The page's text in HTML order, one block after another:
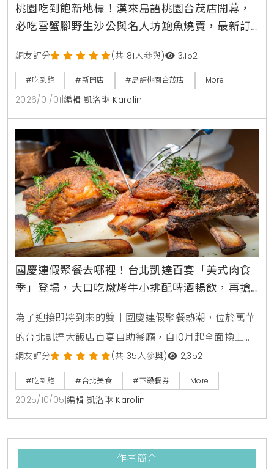
桃園吃到飽新地標！漢來島語桃園台茂店開幕，
必吃雪蟹腳野生沙公與名人坊鮑魚燒賣，最新訂
位攻略與完整價位一次看清楚
網友評分 (共181人參與) 3,152
#吃到飽 #新開店 #島語桃園台茂店 More
2026/01/01 編輯 凱洛琳 Karolin
國慶連假聚餐去哪裡！台北凱達百宴「美式肉食
季」登場，大口吃燉烤牛小排配啤酒暢飲，再搶
買10送5餐券
為了迎接即將到來的雙十國慶連假聚餐熱潮，位於萬華
的台北凱達大飯店百宴自助餐廳，自10月起全面換上新
主題，盛大推出「美式肉食季」限定料理，主廚團隊以
豪邁的美式風味為靈感，設計超過十道全新肉食菜色，
並提供柏克金啤酒無限暢飲，讓消費者能盡情大快朵
頤，同時更首度與新北市在地小農合作，將新鮮的山藥
融入餐點，為饕客們打造一場兼具美味與健康的豐盛饗
宴。美式經典肉食饗宴，燉烤牛小排成亮點此次「美式
網友評分 (共135人參與) 2,352
#吃到飽 #台北美食 #下殺餐券 More
2025/10/05 編輯 凱洛琳 Karolin
作者簡介